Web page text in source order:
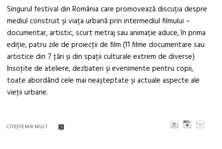
Singurul festival din România care promovează discuția despre
mediul construit și viața urbană prin intermediul filmului –
documentar, artistic, scurt metraj sau animație aduce, în prima
ediție, patru zile de proiecţii de film (11 filme documentare sau
artistice din 7 ţări și din spații culturale extrem de diverse)
însoţite de ateliere, dezbateri şi evenimente pentru copii,
toate abordând cele mai neașteptate și actuale aspecte ale
vieţii urbane.
CITEŞTE MAI MULT